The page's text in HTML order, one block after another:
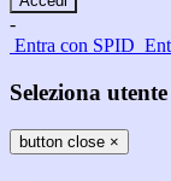
-
Entra con SPID
Seleziona utente
button close ×